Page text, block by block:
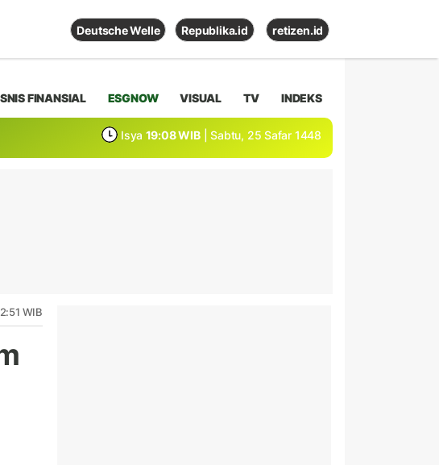
Deutsche Welle Republika.id retizen.id
FINANSIAL ESGNOW VISUAL TV INDEKS
Isya 19:08 WIB | Sabtu, 25 Safar 1448
WIB